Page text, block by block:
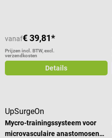
vanaf€ 39,81*
Prijzen incl. BTW, excl.
verzendkosten
Details
UpSurgeOn
Mycro-trainingssysteem voor
microvasculaire anastomosen